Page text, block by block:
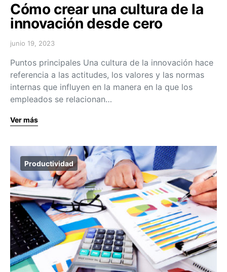
Cómo crear una cultura de la
innovación desde cero
junio 19, 2023
Puntos principales Una cultura de la innovación hace
referencia a las actitudes, los valores y las normas
internas que influyen en la manera en la que los
empleados se relacionan…
Ver más
Productividad